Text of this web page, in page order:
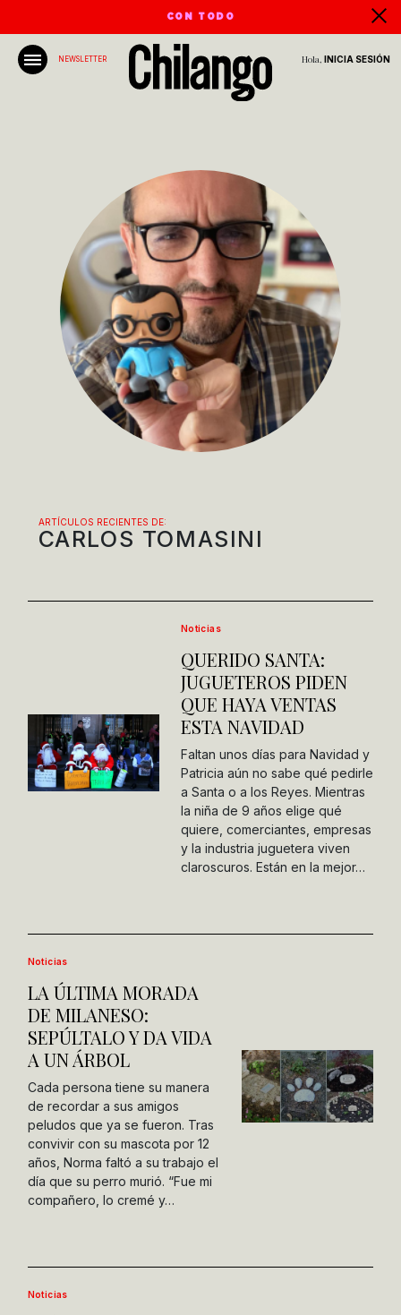
CON TODO
NEWSLETTER Hola, INICIA SESIÓN
ARTÍCULOS RECIENTES DE:
CARLOS TOMASINI
Noticias
QUERIDO SANTA:
JUGUETEROS PIDEN
QUE HAYA VENTAS
ESTA NAVIDAD
Faltan unos días para Navidad y
Patricia aún no sabe qué pedirle
a Santa o a los Reyes. Mientras
la niña de 9 años elige qué
quiere, comerciantes, empresas
y la industria juguetera viven
claroscuros. Están en la mejor…
Noticias
LA ÚLTIMA MORADA
DE MILANESO:
SEPÚLTALO Y DA VIDA
A UN ÁRBOL
Cada persona tiene su manera
de recordar a sus amigos
peludos que ya se fueron. Tras
convivir con su mascota por 12
años, Norma faltó a su trabajo el
día que su perro murió. “Fue mi
compañero, lo cremé y…
Noticias